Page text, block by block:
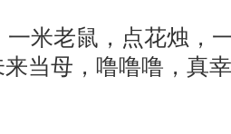
一米老鼠，点花烛，
当母，噜噜噜，真